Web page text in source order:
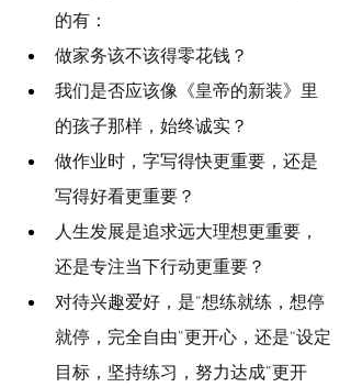
的有：
做家务该不该得零花钱？
我们是否应该像《皇帝的新装》里
的孩子那样，始终诚实？
做作业时，字写得快更重要，还是
写得好看更重要？
人生发展是追求远大理想更重要，
还是专注当下行动更重要？
对待兴趣爱好，是“想练就练，想停
就停，完全自由”更开心，还是“设定
目标，坚持练习，努力达成”更开